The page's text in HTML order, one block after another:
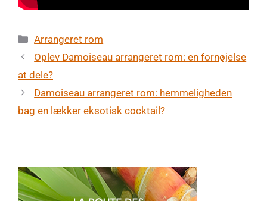
Kategorier
Arrangeret rom
Oplev Damoiseau arrangeret rom: en fornøjelse
at dele?
Damoiseau arrangeret rom: hemmeligheden
bag en lækker eksotisk cocktail?